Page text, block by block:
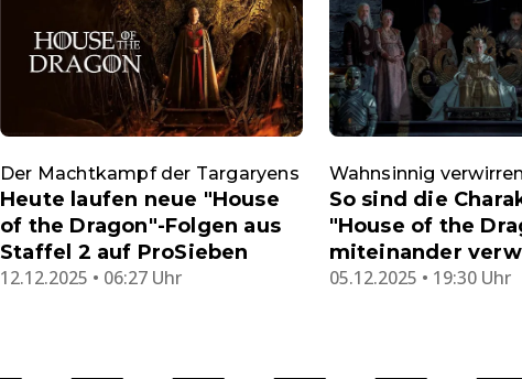
Der Machtkampf der Targaryens
Heute laufen neue "House
of the Dragon"-Folgen aus
Staffel 2 auf ProSieben
12.12.2025 • 06:27 Uhr
Wahnsinnig
So sind die
"House of the
miteinander
05.12.2025 • 19:30 Uhr